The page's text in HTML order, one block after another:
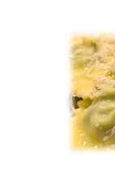
Home
E